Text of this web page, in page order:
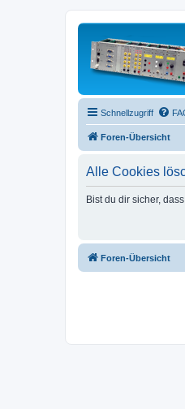
Schnellzugriff
Foren-Übersicht
Alle Cookies
Bist du dir sicher,
Foren-Übersicht